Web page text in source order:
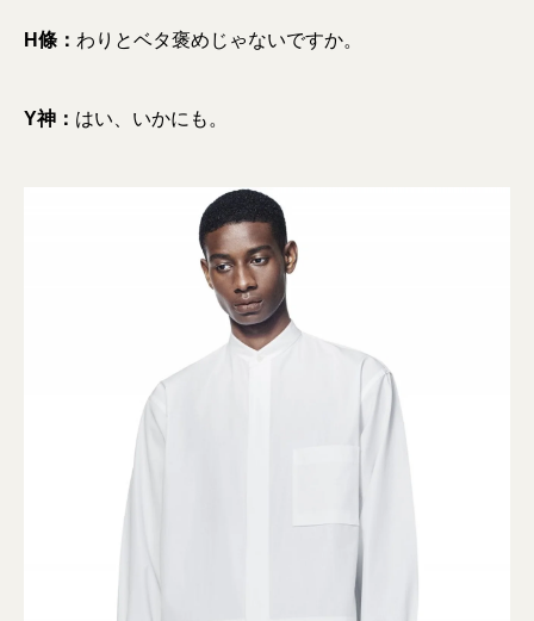
H條： わりとベタ褒めじゃないですか。
Y神： はい、いかにも。